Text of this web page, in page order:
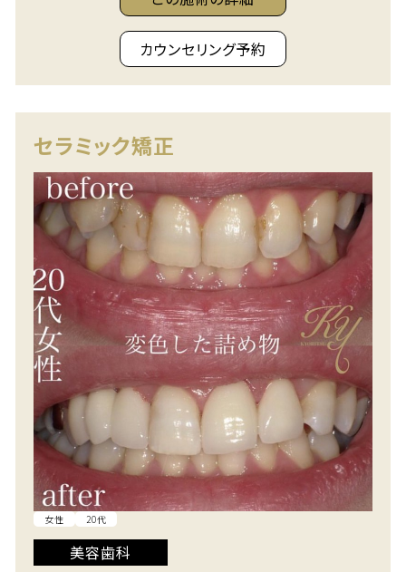
カウンセリング予約
セラミック矯正
女性 20代
美容歯科